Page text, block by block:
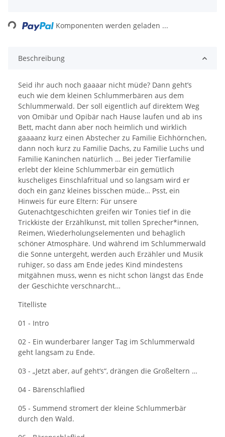
Komponenten werden geladen ...
Beschreibung
Seid ihr auch noch gaaaar nicht müde? Dann geht’s
euch wie dem kleinen Schlummerbären aus dem
Schlummerwald. Der soll eigentlich auf direktem Weg
von Omibär und Opibär nach Hause laufen und ab ins
Bett, macht dann aber noch heimlich und wirklich
gaaaanz kurz einen Abstecher zu Familie Eichhörnchen,
dann noch kurz zu Familie Dachs, zu Familie Luchs und
Familie Kaninchen natürlich … Bei jeder Tierfamilie
erlebt der kleine Schlummerbär ein gemütlich
kuscheliges Einschlafritual und so langsam wird er
doch ein ganz kleines bisschen müde… Psst, ein
Hinweis für eure Eltern: Für unsere
Gutenachtgeschichten greifen wir Tonies tief in die
Trickkiste der Erzählkunst, mit tollen Sprecher*innen,
Reimen, Wiederholungselementen und behaglich
schöner Atmosphäre. Und während im Schlummerwald
die Sonne untergeht, werden auch Erzähler und Musik
ruhiger, so dass am Ende jedes Kind mindestens
mitgähnen muss, wenn es nicht schon längst das Ende
der Geschichte verschnarcht…
Titelliste
01 - Intro
02 - Ein wunderbarer langer Tag im Schlummerwald
geht langsam zu Ende.
03 - „Jetzt aber, auf geht‘s“, drängen die Großeltern …
04 - Bärenschlaflied
05 - Summend stromert der kleine Schlummerbär
durch den Wald.